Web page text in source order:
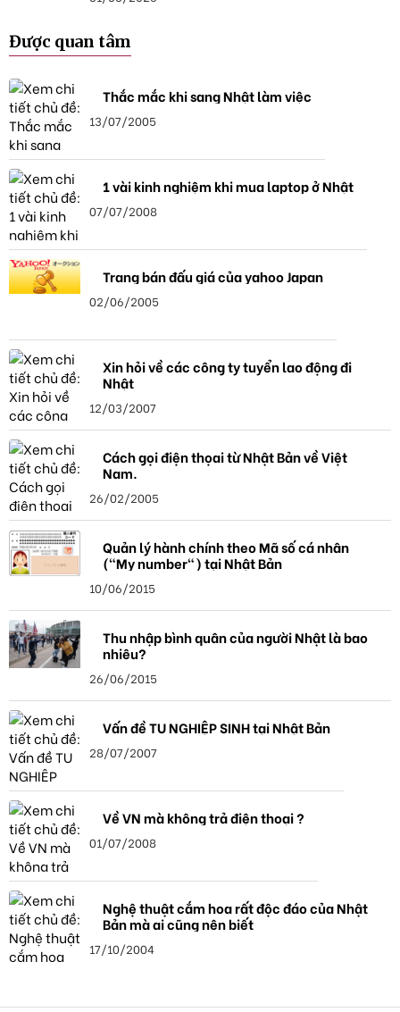
Được quan tâm
Thắc mắc khi sang Nhật làm việc
13/07/2005
1 vài kinh nghiệm khi mua laptop ở Nhật
07/07/2008
Trang bán đấu giá của yahoo Japan
02/06/2005
Xin hỏi về các công ty tuyển lao động đi
Nhật
12/03/2007
Cách gọi điện thọai từ Nhật Bản về Việt
Nam.
26/02/2005
Quản lý hành chính theo Mã số cá nhân
("My number") tại Nhật Bản
10/06/2015
Thu nhập bình quân của người Nhật là bao
nhiêu?
26/06/2015
Vấn đề TU NGHIỆP SINH tại Nhật Bản
28/07/2007
Về VN mà không trả điện thoại ?
01/07/2008
Nghệ thuật cắm hoa rất độc đáo của Nhật
Bản mà ai cũng nên biết
17/10/2004